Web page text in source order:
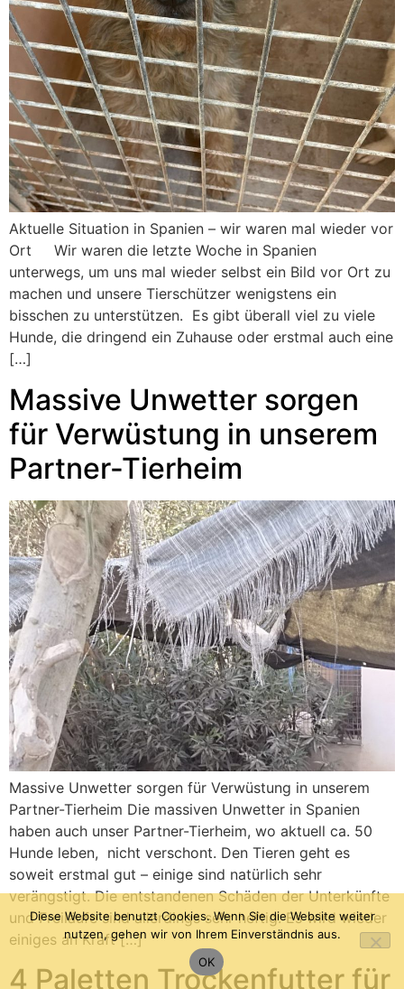
Aktuelle Situation in Spanien – wir waren mal wieder vor
Ort Wir waren die letzte Woche in Spanien
unterwegs, um uns mal wieder selbst ein Bild vor Ort zu
machen und unsere Tierschützer wenigstens ein
bisschen zu unterstützen. Es gibt überall viel zu viele
Hunde, die dringend ein Zuhause oder erstmal auch eine
[…]
Massive Unwetter sorgen
für Verwüstung in unserem
Partner-Tierheim
Massive Unwetter sorgen für Verwüstung in unserem
Partner-Tierheim Die massiven Unwetter in Spanien
haben auch unser Partner-Tierheim, wo aktuell ca. 50
Hunde leben, nicht verschont. Den Tieren geht es
soweit erstmal gut – einige sind natürlich sehr
verängstigt. Die entstandenen Schäden der Unterkünfte
und Freiläufe sind allerdings sehr heftig. Es wird wieder
einiges an Kraft […]
4 Paletten Trockenfutter für
Diese Website benutzt Cookies. Wenn Sie die Website weiter
nutzen, gehen wir von Ihrem Einverständnis aus.
OK